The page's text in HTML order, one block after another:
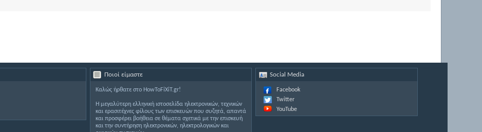
Ποιοί είμαστε
Καλώς ήρθατε στο HowToFiXiT.gr!
Η μεγαλύτερη ελληνική ιστοσελίδα ηλεκτρονικών, τεχνικών
και ερασιτέχνες φίλους των επισκευών που συζητά, απαντά
και προσφέρει βοήθεια σε θέματα σχετικά με την επισκευή
και την συντήρηση ηλεκτρονικών, ηλεκτρολογικών και
Social Media
Facebook
Twitter
YouTube